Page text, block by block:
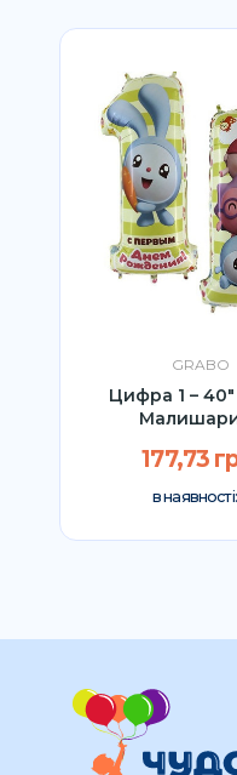
GRABO
Цифра 1 –
177,73
в